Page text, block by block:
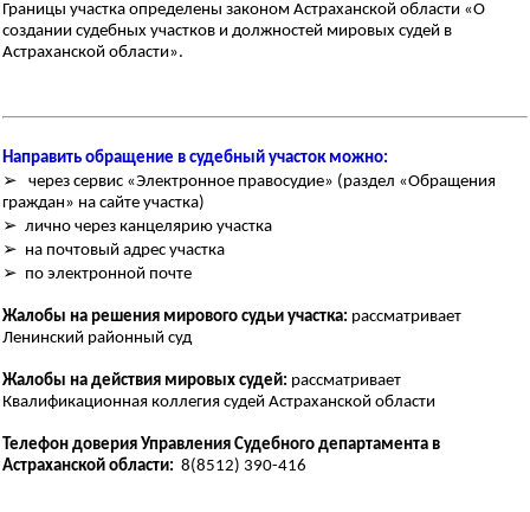
Границы участка определены законом Астраханской области «О
создании судебных участков и должностей мировых судей в
Астраханской области».
Направить обращение в судебный участок можно:
➢ через сервис «Электронное правосудие» (раздел «Обращения
граждан» на сайте участка)
➢ лично через канцелярию участка
➢ на почтовый адрес участка
➢ по электронной почте
Жалобы на решения мирового судьи участка: рассматривает
Ленинский районный суд
Жалобы на действия мировых судей: рассматривает
Квалификационная коллегия судей Астраханской области
Телефон доверия Управления Судебного департамента в
Астраханской области: 8(8512) 390-416